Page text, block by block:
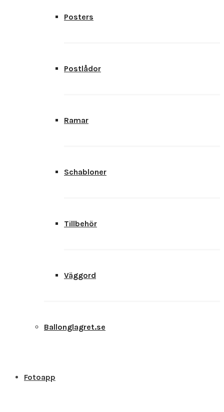
Posters
Postlådor
Ramar
Schabloner
Tillbehör
Väggord
Ballonglagret.se
Fotoapp